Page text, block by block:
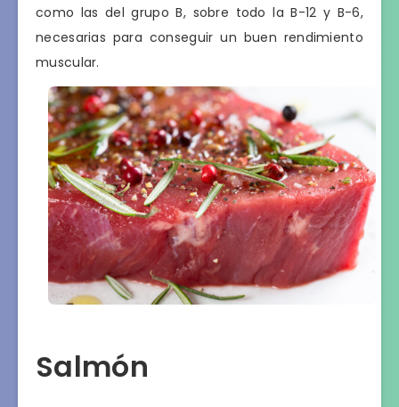
como las del grupo B, sobre todo la B-12 y B-6,
necesarias para conseguir un buen rendimiento
muscular.
Salmón